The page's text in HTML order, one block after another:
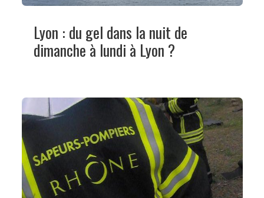
Lyon : du gel dans la nuit de
dimanche à lundi à Lyon ?